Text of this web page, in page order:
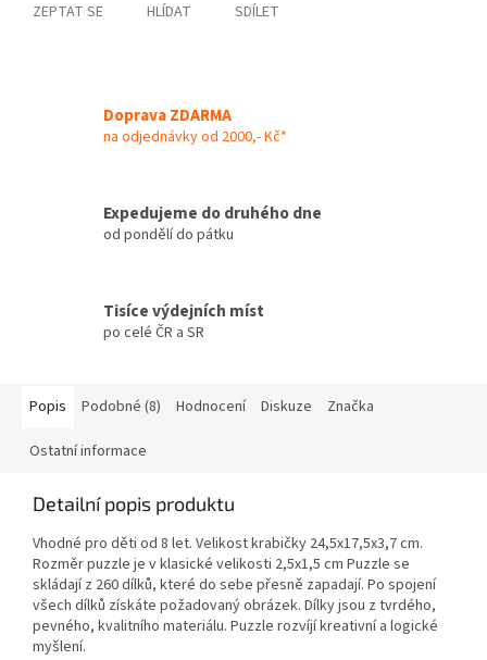
ZEPTAT SE HLÍDAT SDÍLET
Doprava ZDARMA
na odjednávky od 2000,- Kč*
Expedujeme do druhého dne
od pondělí do pátku
Tisíce výdejních míst
po celé ČR a SR
Popis Podobné (8) Hodnocení Diskuze Značka
Ostatní informace
Detailní popis produktu
Vhodné pro děti od 8 let. Velikost krabičky 24,5x17,5x3,7 cm.
Rozměr puzzle je v klasické velikosti 2,5x1,5 cm Puzzle se
skládají z 260 dílků, které do sebe přesně zapadají. Po spojení
všech dílků získáte požadovaný obrázek. Dílky jsou z tvrdého,
pevného, kvalitního materiálu. Puzzle rozvíjí kreativní a logické
myšlení.